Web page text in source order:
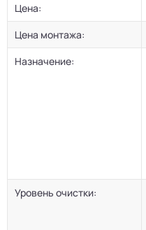
Цена:
Цена монтажа:
Назначение:
Уровень очистки: